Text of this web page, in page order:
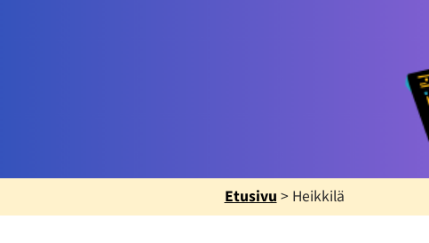
Etusivu> Heikkilä